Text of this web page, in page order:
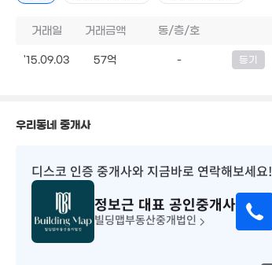
거래일 거래금액 동/층/호
'15.09.03 57억 - 등기
우리동네 중개사
디스코 인증 중개사와 지금바로 연락해보세요!
정보근 대표 공인중개사
빌딩맵부동산중개법인